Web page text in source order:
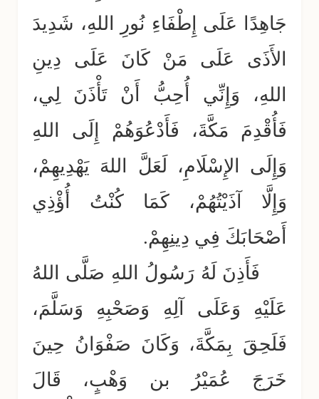
جَاهِدًا عَلَى إِطْفَاءِ نُورِ اللهِ، شَدِيدَ
الأَذَى عَلَى مَنْ كَانَ عَلَى دِينِ
اللهِ، وَإِنِّي أُحِبُّ أَنْ تَأْذَنَ لِي،
فَأُقْدِمَ مَكَّةَ، فَأَدْعُوَهُمْ إِلَى اللهِ
وَإِلَى الإِسْلَامِ، لَعَلَّ اللهَ يَهْدِيهِمْ،
وَإِلَّا آذَيْتُهُمْ، كَمَا كُنْتُ أُؤْذِي
أَصْحَابَكَ فِي دِينِهِمْ.
فَأَذِنَ لَهُ رَسُولُ اللهِ صَلَّى اللهُ
عَلَيْهِ وَعَلَى آلِهِ وَصَحْبِهِ وَسَلَّمَ،
فَلَحِقَ بِمَكَّةَ، وَكَانَ صَفْوَانُ حِينَ
خَرَجَ عُمَيْرُ بن وَهْبٍ، قَالَ